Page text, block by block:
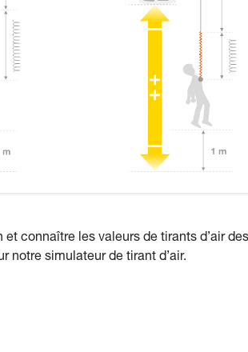
et connaître les valeurs de tirants d’air
notre simulateur de tirant d’air.